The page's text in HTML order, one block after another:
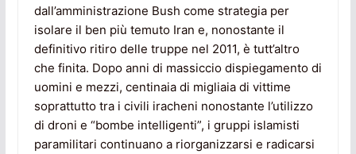
dall’amministrazione Bush come strategia per
isolare il ben più temuto Iran e, nonostante il
definitivo ritiro delle truppe nel 2011, è tutt’altro
che finita. Dopo anni di massiccio dispiegamento di
uomini e mezzi, centinaia di migliaia di vittime
soprattutto tra i civili iracheni nonostante l’utilizzo
di droni e “bombe intelligenti”, i gruppi islamisti
paramilitari continuano a riorganizzarsi e radicarsi